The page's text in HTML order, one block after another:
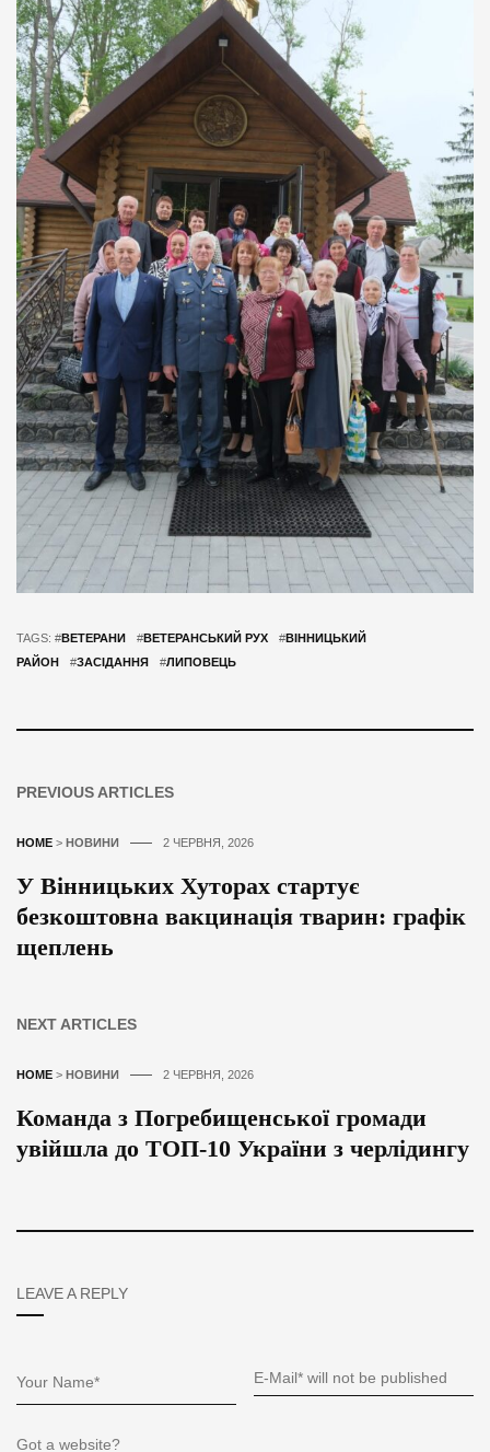
TAGS: #ВЕТЕРАНИ #ВЕТЕРАНСЬКИЙ РУХ #ВІННИЦЬКИЙ
РАЙОН
#ЗАСІДАННЯ #ЛИПОВЕЦЬ
PREVIOUS ARTICLES
HOME > НОВИНИ 2 ЧЕРВНЯ, 2026
У Вінницьких Хуторах стартує
безкоштовна вакцинація тварин: графік
щеплень
NEXT ARTICLES
HOME > НОВИНИ 2 ЧЕРВНЯ, 2026
Команда з Погребищенської громади
увійшла до ТОП-10 України з черлідингу
LEAVE A REPLY